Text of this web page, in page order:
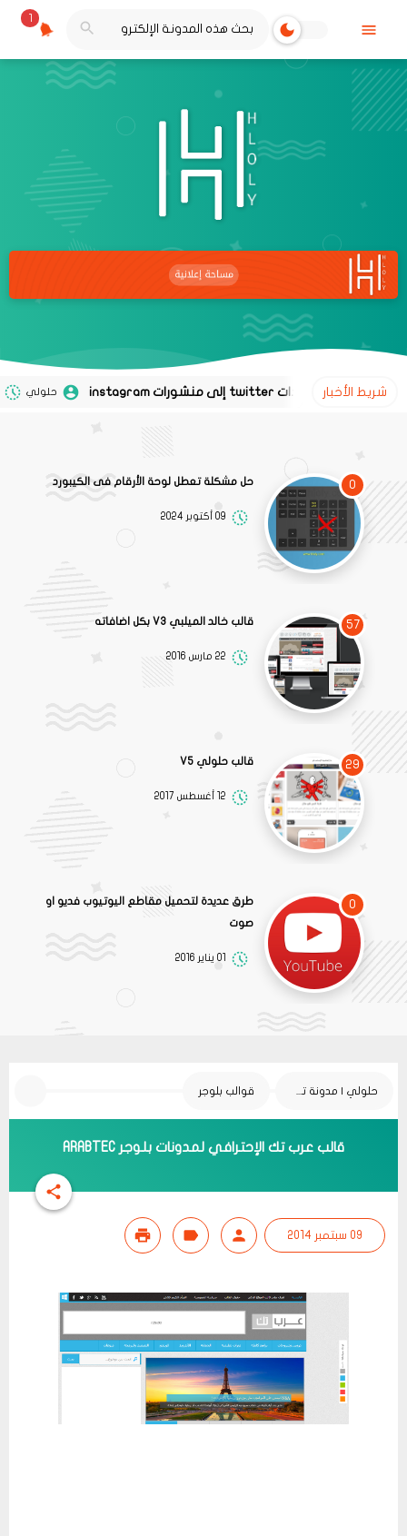
1
شريط الأخبار حلولي 02 نوفمبر 2020
0 حل مشكلة تعطل لوحة الأرقام فى الكيبورد
09 أكتوبر 2024
57 قالب خالد الميلبي V3 بكل اضافاته
22 مارس 2016
29 قالب حلولي V5
12 أغسطس 2017
0
طرق عديدة لتحميل مقاطع اليوتيوب فديو او
صوت
01 يناير 2016
حلولي | مدونة تقنية قوالب بلوجر
قالب عرب تك الإحترافي لمدونات بلوجر ARABTEC
09 سبتمبر 2014